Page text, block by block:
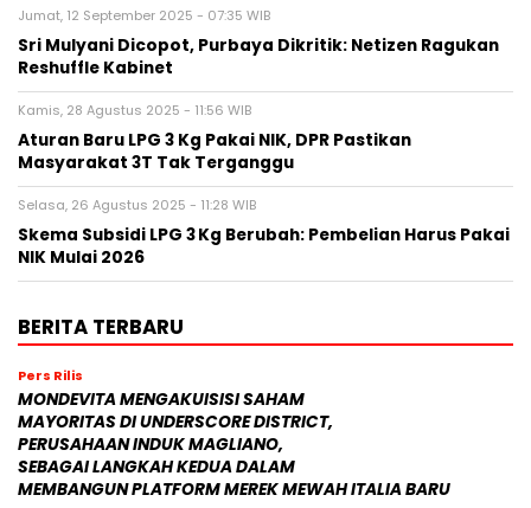
Jumat, 12 September 2025 - 07:35 WIB
Sri Mulyani Dicopot, Purbaya Dikritik: Netizen Ragukan
Reshuffle Kabinet
Kamis, 28 Agustus 2025 - 11:56 WIB
Aturan Baru LPG 3 Kg Pakai NIK, DPR Pastikan
Masyarakat 3T Tak Terganggu
Selasa, 26 Agustus 2025 - 11:28 WIB
Skema Subsidi LPG 3 Kg Berubah: Pembelian Harus Pakai
NIK Mulai 2026
BERITA TERBARU
Pers Rilis
MONDEVITA MENGAKUISISI SAHAM
MAYORITAS DI UNDERSCORE DISTRICT,
PERUSAHAAN INDUK MAGLIANO,
SEBAGAI LANGKAH KEDUA DALAM
MEMBANGUN PLATFORM MEREK MEWAH ITALIA BARU